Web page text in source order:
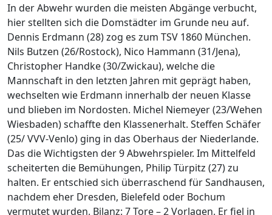
In der Abwehr wurden die meisten Abgänge verbucht,
hier stellten sich die Domstädter im Grunde neu auf.
Dennis Erdmann (28) zog es zum TSV 1860 München.
Nils Butzen (26/Rostock), Nico Hammann (31/Jena),
Christopher Handke (30/Zwickau), welche die
Mannschaft in den letzten Jahren mit geprägt haben,
wechselten wie Erdmann innerhalb der neuen Klasse
und blieben im Nordosten. Michel Niemeyer (23/Wehen
Wiesbaden) schaffte den Klassenerhalt. Steffen Schäfer
(25/ VVV-Venlo) ging in das Oberhaus der Niederlande.
Das die Wichtigsten der 9 Abwehrspieler. Im Mittelfeld
scheiterten die Bemühungen, Philip Türpitz (27) zu
halten. Er entschied sich überraschend für Sandhausen,
nachdem eher Dresden, Bielefeld oder Bochum
vermutet wurden. Bilanz: 7 Tore – 2 Vorlagen. Er fiel in